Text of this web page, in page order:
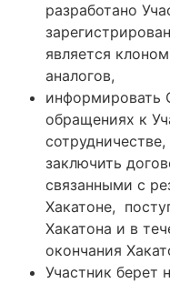
разработано
является
аналогов,
информировать
обращениях к
заключить
связанными с
Хакатоне,
Хакатона и в
окончания
Участник берет